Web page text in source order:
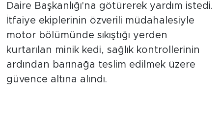
Daire Başkanlığı'na götürerek yardım istedi.
İtfaiye ekiplerinin özverili müdahalesiyle
motor bölümünde sıkıştığı yerden
kurtarılan minik kedi, sağlık kontrollerinin
ardından barınağa teslim edilmek üzere
güvence altına alındı.